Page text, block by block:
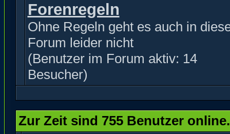
Forenregeln
Ohne Regeln geht es auch in
Forum leider nicht
(Benutzer im Forum aktiv: 14
Besucher)
Zur Zeit sind 755 Benutzer online.